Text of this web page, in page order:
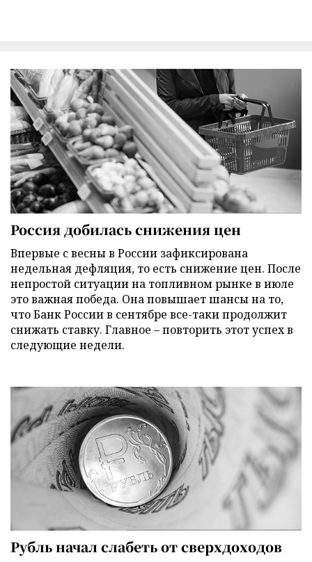
Россия добилась снижения цен
Впервые с весны в России зафиксирована
недельная дефляция, то есть снижение цен. После
непростой ситуации на топливном рынке в июле
это важная победа. Она повышает шансы на то,
что Банк России в сентябре все-таки продолжит
снижать ставку. Главное – повторить этот успех в
следующие недели.
Рубль начал слабеть от сверхдоходов